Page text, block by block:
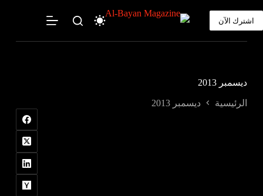
إلى
المحتوى
اشترك الآن
ديسمبر 2013
الرئيسية ديسمبر 2013